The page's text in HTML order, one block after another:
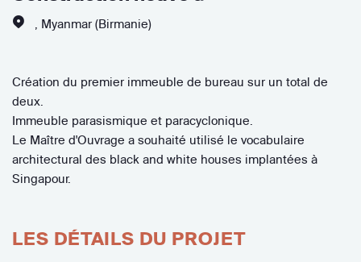
Myanmar (Birmanie)
Création du premier immeuble de bureau sur un total de
deux.
Immeuble parasismique et paracyclonique.
Le Maître d'Ouvrage a souhaité utilisé le vocabulaire
architectural des black and white houses implantées à
Singapour.
LES DÉTAILS DU PROJET